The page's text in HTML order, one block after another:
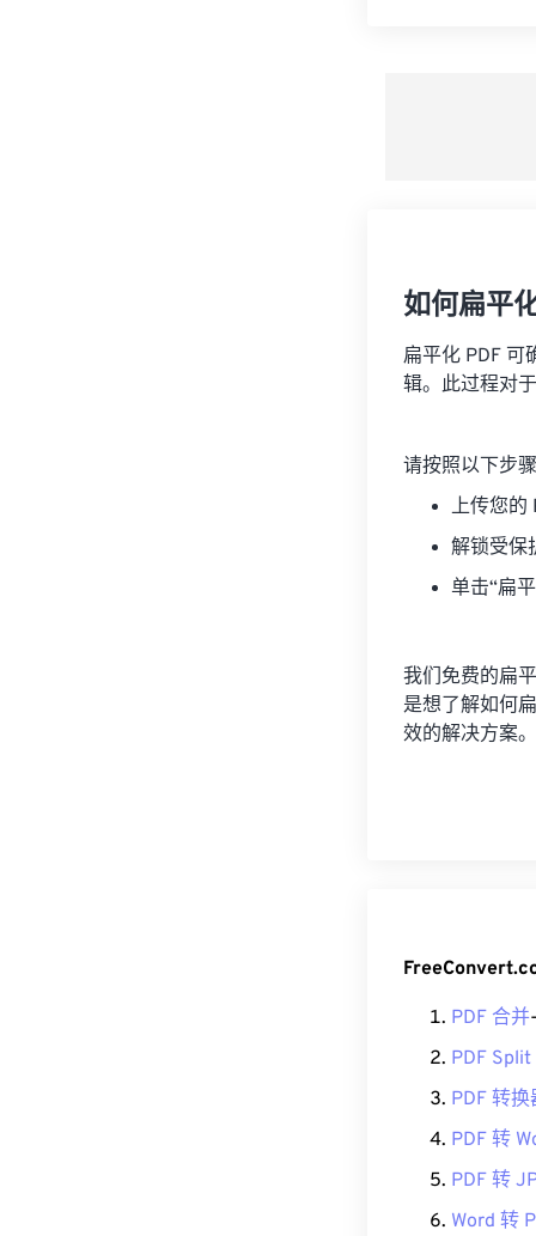
如何扁平
扁平化 PDF 可
辑。此过程对
请按照以下步
上传您的
解锁受保
单击“扁
我们免费的扁
是想了解如何
效的解决方案。
PDF 合并
PDF Split
PDF 转换
PDF 转
PDF 转
Word 转